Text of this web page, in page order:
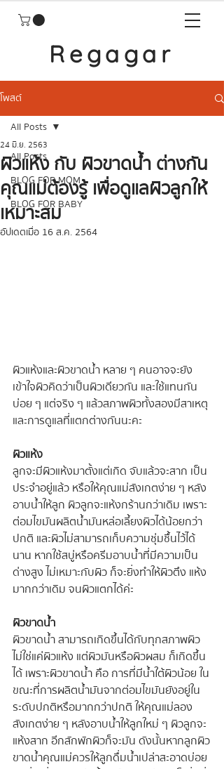
Regagar
โพสต์
All Posts
BLOG FOR MOM
BLOG FOR BABY
All Posts
ผิวแห้ง กับ ผิวขาดน้ำ ต่างกัน
คุณแม่ต้องรู้ เพื่อดูแลผิวลูกให้
เหมาะสม
24 มิ.ย. 2563
อัปเดตเมื่อ 16 ส.ค. 2564
ผิวแห้งและผิวขาดน้ำ หลาย ๆ คนอาจจะยัง
เข้าใจผิวคิดว่าเป็นผิวเดียวกัน และใช้แทนกัน
บ่อย ๆ แต่จริง ๆ แล้วสภาพผิวทั้งสองมีสาเหตุ
และการดูแลที่แตกต่างกันนะคะ
ผิวแห้ง
ลูกจะมีผิวแห้งมาตั้งแต่เกิด จับแล้วจะสาก เป็น
ประจำอยู่แล้ว หรือให้คุณแม่สังเกตง่าย ๆ หลัง
อาบน้ำให้ลูก ผิวลูกจะแห้งกร้านกว่าเดิม เพราะ
ต่อมไขมันผลิตน้ำมันหล่อเลี้ยงผิวได้น้อยกว่า
ปกติ และผิวไม่สามารถเก็บความชุ่มชื้นไว้ได้
นาน หากใช้สบู่หรือครีมอาบน้ำที่มีความเป็น
ด่างสูง ไม่เหมาะกับผิว ก็จะยิ่งทำให้ผิวตึง แห้ง
มากกว่าเดิม จนผิวแตกได้ค่ะ
ผิวขาดน้ำ
ผิวขาดน้ำ สามารถเกิดขึ้นได้กับทุกสภาพผิว
ไม่ใช่แค่ผิวแห้ง แต่ผิวมันหรือผิวผสม ก็เกิดขึ้น
ได้ เพราะผิวขาดน้ำ คือ การที่มีน้ำใต้ผิวน้อย ใน
ขณะที่การผลิตน้ำมันจากต่อมไขมันยังอยู่ใน
ระดับปกติหรือมากกว่าปกติ ให้คุณแม่ลอง
สังเกตง่าย ๆ หลังอาบน้ำให้ลูกใหม่ ๆ ผิวลูกจะ
แห้งสาก อีกสักพักผิวก็จะมัน ดังนั้นหากลูกผิว
ขาดน้ำคุณแม่ควรให้ลูกดื่มน้ำเปล่าสะอาดบ่อย